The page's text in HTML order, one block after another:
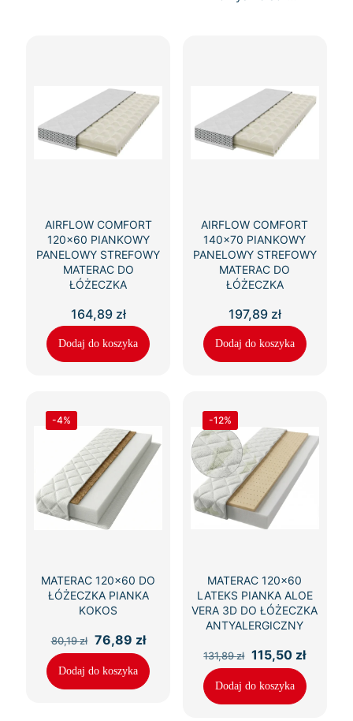
AIRFLOW COMFORT
120×60 PIANKOWY
PANELOWY STREFOWY
MATERAC DO
ŁÓŻECZKA
164,89 zł
Dodaj do koszyka
AIRFLOW COMFORT
140×70 PIANKOWY
PANELOWY STREFOWY
MATERAC DO
ŁÓŻECZKA
197,89 zł
Dodaj do koszyka
-4%
MATERAC 120×60 DO
ŁÓŻECZKA PIANKA
KOKOS
80,19zł
Pierwotna
cena
wynosiła:
80,19 zł.
76,89 złAktualna
wynosi:
76,89 zł.
Dodaj do koszyka
-12%
MATERAC 120×60
LATEKS PIANKA ALOE
VERA 3D DO ŁÓŻECZKA
ANTYALERGICZNY
131,89zł Pierwotna
cena
wynosiła:
131,89 zł.
115,50 zł
wynosi:
115,50
Dodaj do koszyka